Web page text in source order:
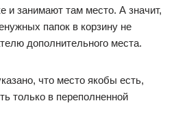
и занимают там место. А значит,
папок в корзину не
дополнительного места.
что место якобы есть,
только в переполненной